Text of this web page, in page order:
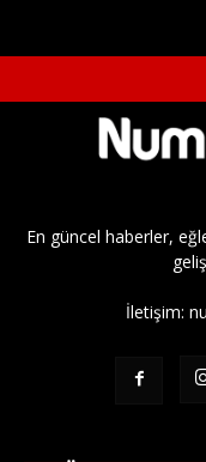
En güncel haberler,
İletişim: